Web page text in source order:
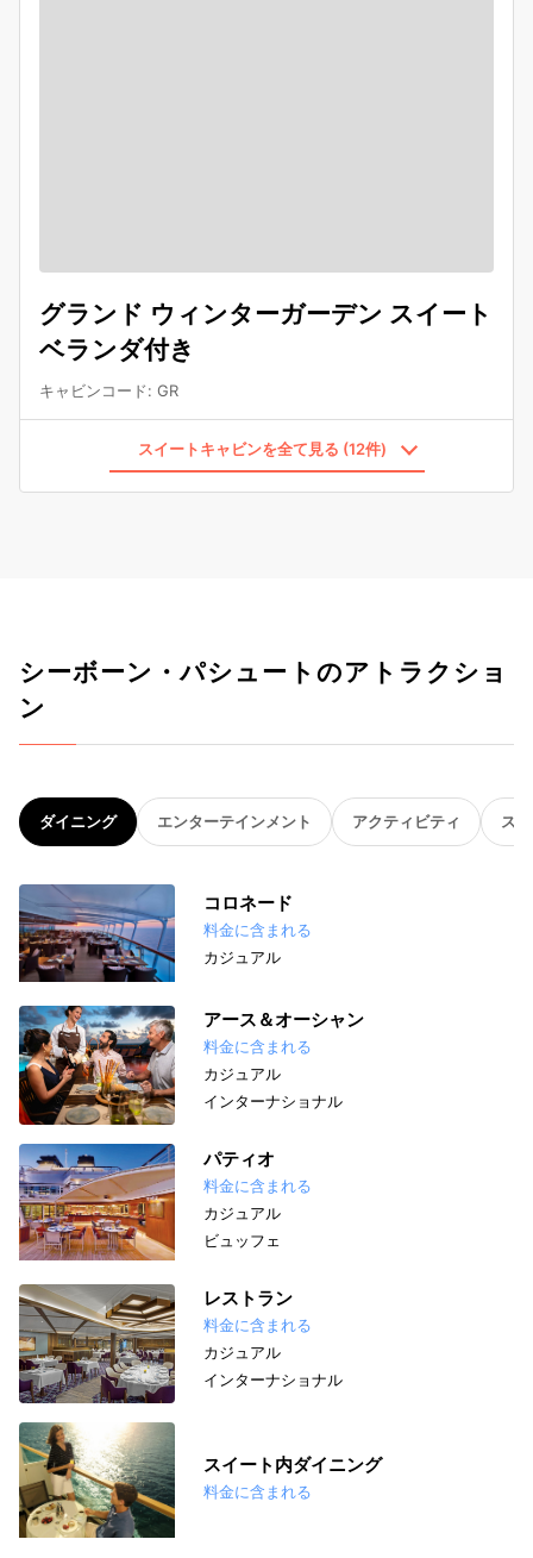
グランド ウィンターガーデン スイート
ベランダ付き
キャビンコード: GR
スイートキャビンを全て見る (12件)
シーボーン・パシュートのアトラクショ
ン
ダイニング エンターテインメント アクティビティ ス
コロネード
料金に含まれる
カジュアル
アース＆オーシャン
料金に含まれる
カジュアル
インターナショナル
パティオ
料金に含まれる
カジュアル
ビュッフェ
レストラン
料金に含まれる
カジュアル
インターナショナル
スイート内ダイニング
料金に含まれる